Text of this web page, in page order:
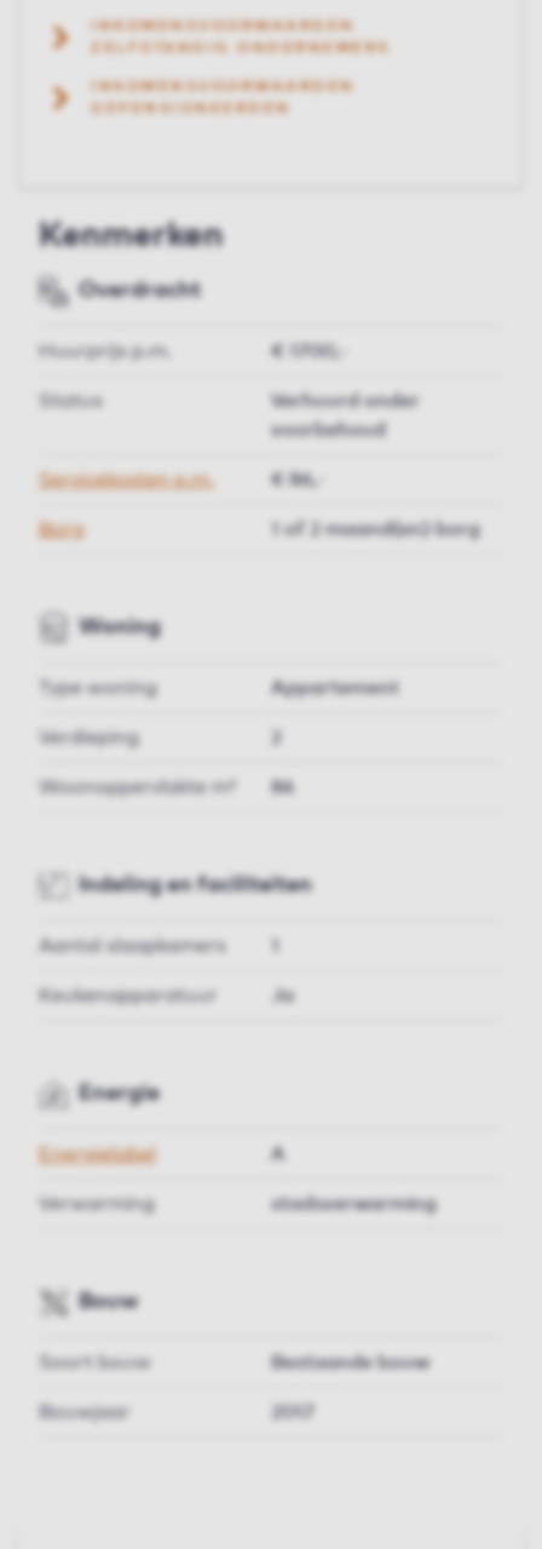
INKOMENSVOORWAARDEN
ZELFSTANDIG ONDERNEMERS
INKOMENSVOORWAARDEN
GEPENSIONEERDEN
Kenmerken
Overdracht
Huurprijs p.m. € 1700,-
Status
Verhuurd onder
voorbehoud
Servicekosten p.m. € 86,-
Borg 1 of 2 maand(en) borg
Woning
Type woning Appartement
Verdieping
Woonoppervlakte m² 84
Indeling en faciliteiten
Aantal slaapkamers
Keukenapparatuur Ja
Energie
Energielabel A
Verwarming stadsverwarming
Bouw
Soort bouw Bestaande bouw
Bouwjaar